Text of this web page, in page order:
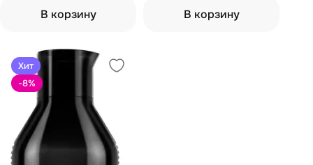
В корзину
В корзину
Хит
-8%